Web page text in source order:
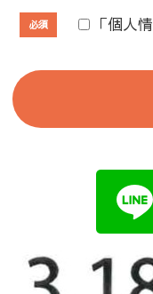
必須 「個人